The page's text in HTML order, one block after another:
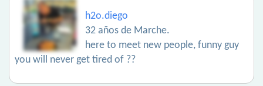
h2o.diego
32 años de Marche.
here to meet new people, funny guy
you will never get tired of ??